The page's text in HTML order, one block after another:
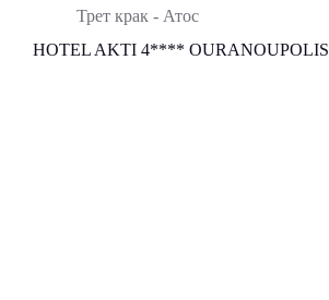
Трет крак - Атос
HOTEL AKTI 4**** OURANOUPOLIS